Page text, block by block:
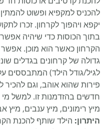
להכניס למקפיא ופשוט
יקפא ויהפוך לקרחון. זכרו
בתוך הכוסות כדי שיהיה
הקרחון כאשר הוא מוכן. אפשר
גדולה של קרחונים בגדלים
לגיל/גודל הילד) המתבססים על
פירות שהוא אוהב, וגם להכיר
חדשים בהזדמנות זו. למשל
מיץ רימונים, מיץ ענבים, מיץ
היתרון: הילד שותף להכנת